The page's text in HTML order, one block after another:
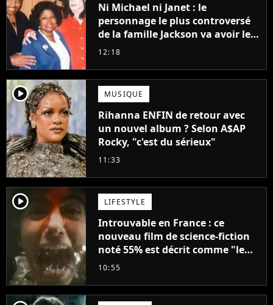
Ni Michael ni Janet : le
personnage le plus controversé
de la famille Jackson va avoir le
droit à sa propre série
12:18
player2 MUSIQUE
Rihanna ENFIN de retour avec
un nouvel album ? Selon A$AP
Rocky, "c'est du sérieux"
11:33
player2 LIFESTYLE
Introuvable en France : ce
nouveau film de science-fiction
noté 55% est décrit comme "le
plus stupide de l'année"
10:55